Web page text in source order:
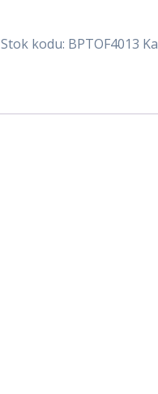
Fular
Stok kodu: BPTOF4013